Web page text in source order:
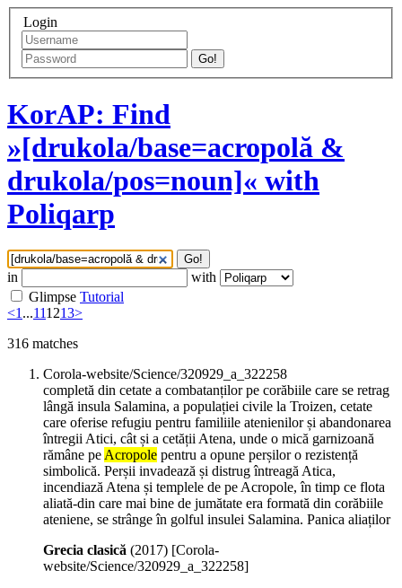
Login
Go!
KorAP: Find
»[drukola/base=acropolă &
drukola/pos=noun]« with
Poliqarp
Go!
in
with
Glimpse Tutorial
<1...111213>
316 matches
Corola-website/Science/320929_a_322258
completă din cetate a combatanților pe corăbiile care se retrag
lângă insula Salamina, a populației civile la Troizen, cetate
care oferise refugiu pentru familiile atenienilor și abandonarea
întregii Atici, cât și a cetății Atena, unde o mică garnizoană
rămâne peAcropole pentru a opune perșilor o rezistență
simbolică. Perșii invadează și distrug întreagă Atica,
incendiază Atena și templele de pe Acropole, în timp ce flota
aliată-din care mai bine de jumătate era formată din corăbiile
ateniene, se strânge în golful insulei Salamina. Panica aliaților
Grecia clasică (2017) [Corola-
website/Science/320929_a_322258]